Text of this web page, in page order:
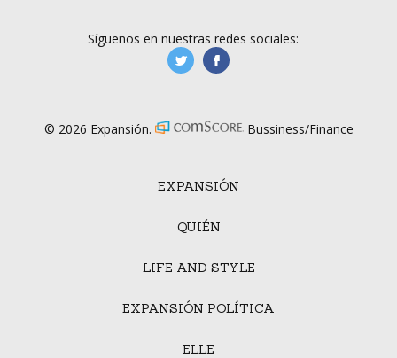
EXPANSIÓN
QUIÉN
LIFE AND STYLE
EXPANSIÓN POLÍTICA
ELLE
Síguenos en nuestras redes sociales:
manufacturaGE
© 2026 Expansión. Bussiness/Finance